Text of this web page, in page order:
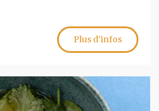
Plus d'infos